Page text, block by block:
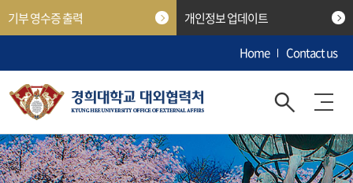
기부 영수증 출력 개인정보 업데이트
Home Contact us